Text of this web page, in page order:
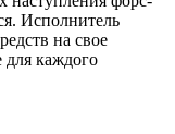
Исполнитель
на свое
для каждого